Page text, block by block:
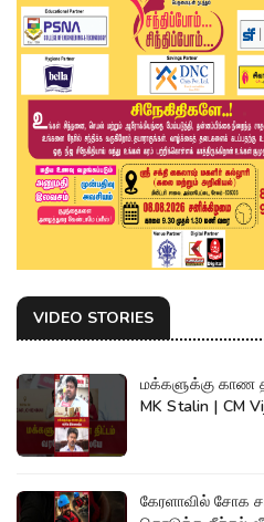
VIDEO STORIES
மக்களுக்கு காண
MK Stalin | CM
கேரளாவில் சோக